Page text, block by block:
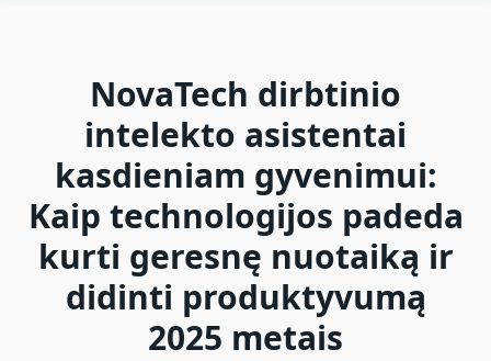
NovaTech dirbtinio
intelekto asistentai
kasdieniam gyvenimui:
Kaip technologijos padeda
kurti geresnę nuotaiką ir
didinti produktyvumą
2025 metais